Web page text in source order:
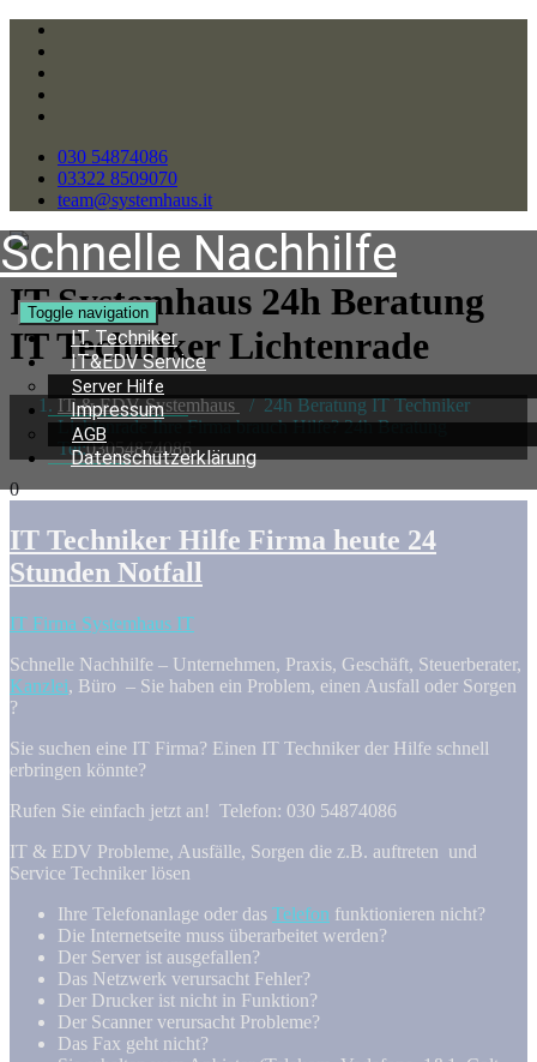
030 54874086
03322 8509070
team@systemhaus.it
Schnelle Nachhilfe
Toggle navigation
IT Techniker
IT&EDV Service
Server Hilfe
Impressum
AGB
Datenschutzerklärung
IT Systemhaus 24h Beratung
IT Techniker Lichtenrade
IT & EDV Systemhaus/24h Beratung IT Techniker
Lichtenrade Ihre Firma brauch Hilfe? 24h Beratung
Tel:03054874086
0
IT Techniker Hilfe Firma heute 24
Stunden Notfall
IT Firma Systemhaus IT
Schnelle Nachhilfe – Unternehmen, Praxis, Geschäft, Steuerberater,
Kanzlei, Büro – Sie haben ein Problem, einen Ausfall oder Sorgen
?
Sie suchen eine IT Firma? Einen IT Techniker der Hilfe schnell
erbringen könnte?
Rufen Sie einfach jetzt an! Telefon: 030 54874086
IT & EDV Probleme, Ausfälle, Sorgen die z.B. auftreten und
Service Techniker lösen
Ihre Telefonanlage oder das Telefon funktionieren nicht?
Die Internetseite muss überarbeitet werden?
Der Server ist ausgefallen?
Das Netzwerk verursacht Fehler?
Der Drucker ist nicht in Funktion?
Der Scanner verursacht Probleme?
Das Fax geht nicht?